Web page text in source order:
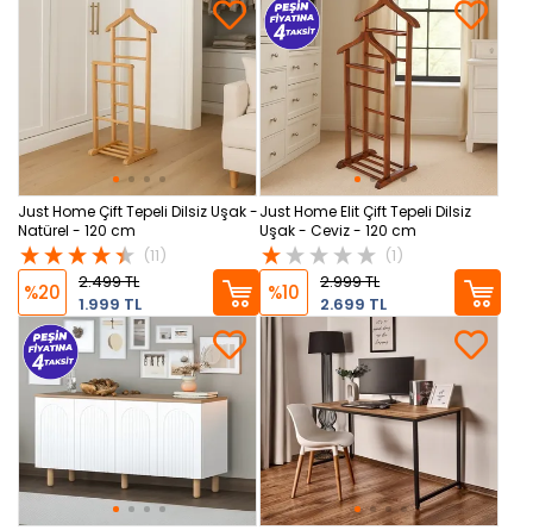
Just Home Çift Tepeli Dilsiz Uşak -
Natürel - 120 cm
(11)
%20
2.499 TL
1.999 TL
Just Home Elit Çift Tepeli Dilsiz
Uşak - Ceviz - 120 cm
(1)
%10
2.999 TL
2.699 TL